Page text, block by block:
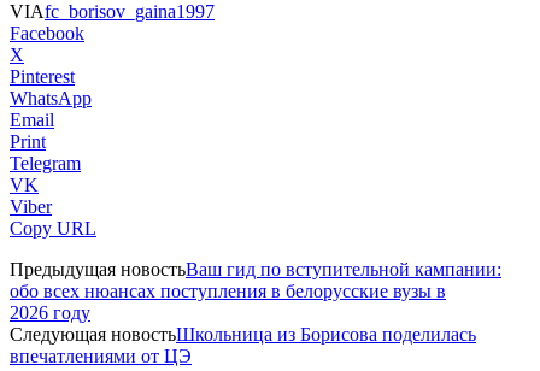
VIAfc_borisov_gaina1997
Facebook
X
Pinterest
WhatsApp
Email
Print
Telegram
VK
Viber
Copy URL
Предыдущая новостьВаш гид по вступительной кампании:
обо всех нюансах поступления в белорусские вузы в
2026 году
Следующая новостьШкольница из Борисова поделилась
впечатлениями от ЦЭ